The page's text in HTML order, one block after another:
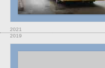
2021
2019